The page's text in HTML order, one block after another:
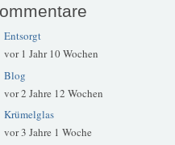
Entsorgt
vor 1 Jahr 10 Wochen
Blog
vor 2 Jahre 12 Wochen
Krümelglas
vor 3 Jahre 1 Woche